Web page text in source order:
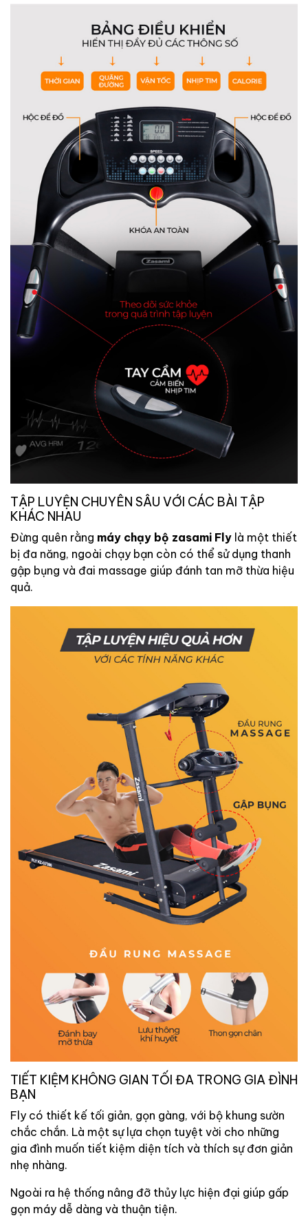
TẬP LUYỆN CHUYÊN SÂU VỚI CÁC BÀI TẬP
KHÁC NHAU
Đừng quên rằng máy chạy bộ zasami Fly là một thiết
bị đa năng, ngoài chạy bạn còn có thể sử dụng thanh
gập bụng và đai massage giúp đánh tan mỡ thừa hiệu
quả.
TIẾT KIỆM KHÔNG GIAN TỐI ĐA TRONG GIA ĐÌNH
BẠN
Fly có thiết kế tối giản, gọn gàng, với bộ khung sườn
chắc chắn. Là một sự lựa chọn tuyệt vời cho những
gia đình muốn tiết kiệm diện tích và thích sự đơn giản
nhẹ nhàng.
Ngoài ra hệ thống nâng đỡ thủy lực hiện đại giúp gấp
gọn máy dễ dàng và thuận tiện.